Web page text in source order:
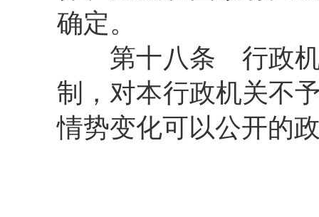
确定。
第十八条 行政机
制，对本行政机关不
情势变化可以公开的